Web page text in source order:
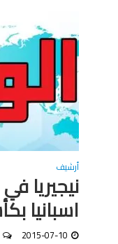
أرشيف
نيجيريا
اسبانيا
2015-07-10